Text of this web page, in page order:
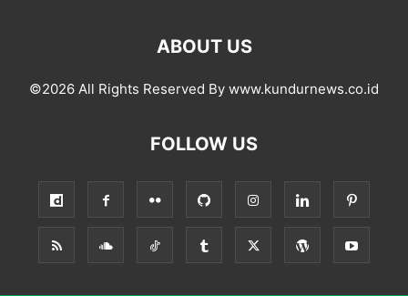
ABOUT US
©2026 All Rights Reserved By www.kundurnews.co.id
FOLLOW US